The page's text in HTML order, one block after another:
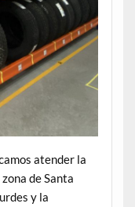
atender la
de Santa
y la